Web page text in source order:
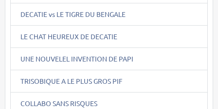
DECATIE vs LE TIGRE DU BENGALE
LE CHAT HEUREUX DE DECATIE
UNE NOUVELEL INVENTION DE PAPI
TRISOBIQUE A LE PLUS GROS PIF
COLLABO SANS RISQUES